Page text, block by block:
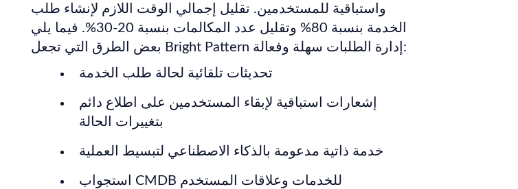
واستباقية للمستخدمين. تقليل إجمالي الوقت اللازم لإنشاء طلب
الخدمة بنسبة 80% وتقليل عدد المكالمات بنسبة 20-30%. فيما يلي
بعض الطرق التي تجعل Bright Pattern إدارة الطلبات سهلة وفعالة:
تحديثات تلقائية لحالة طلب الخدمة
إشعارات استباقية لإبقاء المستخدمين على اطلاع دائم
بتغييرات الحالة
خدمة ذاتية مدعومة بالذكاء الاصطناعي لتبسيط العملية
استجواب CMDB للخدمات وعلاقات المستخدم